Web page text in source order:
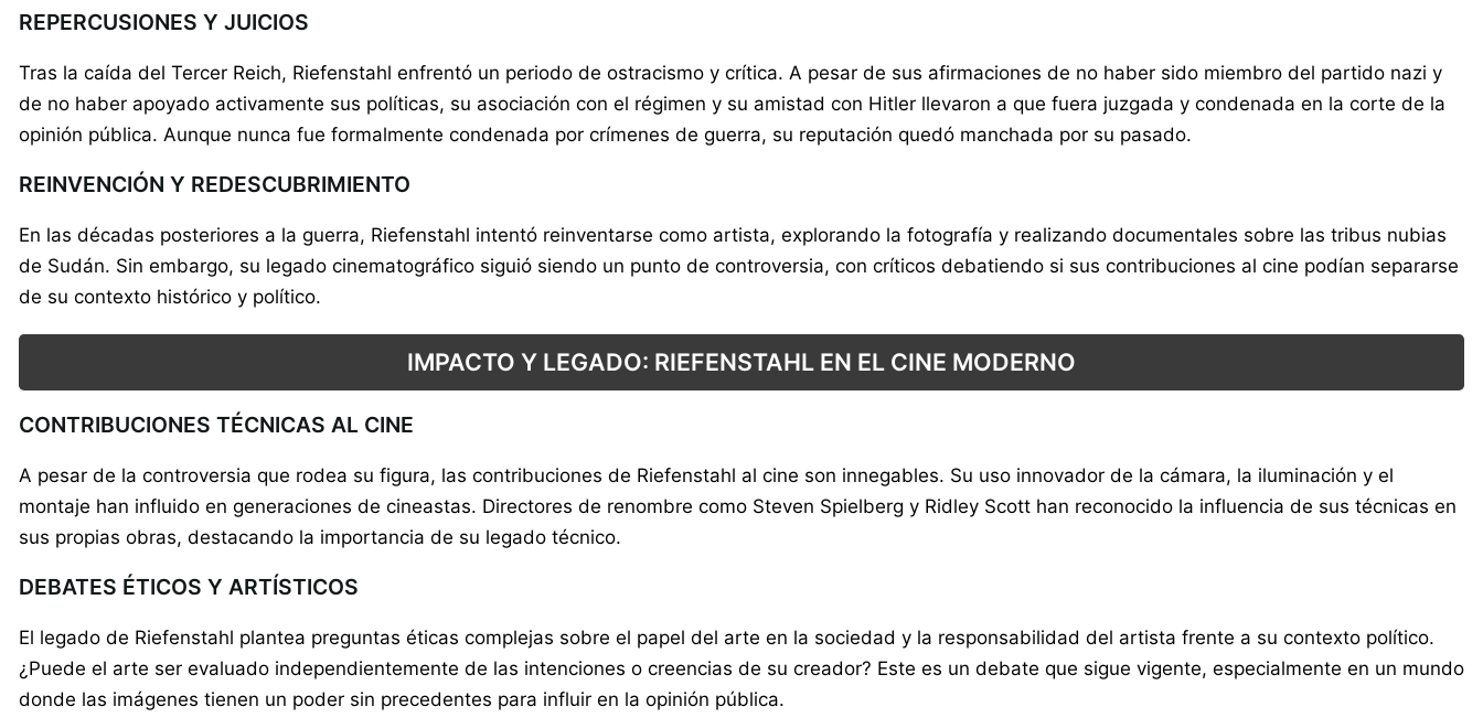
REPERCUSIONES Y JUICIOS
Tras la caída del Tercer Reich, Riefenstahl enfrentó un periodo de ostracismo y crítica. A pesar de sus afirmaciones de no haber sido miembro del partido nazi y
de no haber apoyado activamente sus políticas, su asociación con el régimen y su amistad con Hitler llevaron a que fuera juzgada y condenada en la corte de la
opinión pública. Aunque nunca fue formalmente condenada por crímenes de guerra, su reputación quedó manchada por su pasado.
REINVENCIÓN Y REDESCUBRIMIENTO
En las décadas posteriores a la guerra, Riefenstahl intentó reinventarse como artista, explorando la fotografía y realizando documentales sobre las tribus nubias
de Sudán. Sin embargo, su legado cinematográfico siguió siendo un punto de controversia, con críticos debatiendo si sus contribuciones al cine podían separarse
de su contexto histórico y político.
IMPACTO Y LEGADO: RIEFENSTAHL EN EL CINE MODERNO
CONTRIBUCIONES TÉCNICAS AL CINE
A pesar de la controversia que rodea su figura, las contribuciones de Riefenstahl al cine son innegables. Su uso innovador de la cámara, la iluminación y el
montaje han influido en generaciones de cineastas. Directores de renombre como Steven Spielberg y Ridley Scott han reconocido la influencia de sus técnicas en
sus propias obras, destacando la importancia de su legado técnico.
DEBATES ÉTICOS Y ARTÍSTICOS
El legado de Riefenstahl plantea preguntas éticas complejas sobre el papel del arte en la sociedad y la responsabilidad del artista frente a su contexto político.
¿Puede el arte ser evaluado independientemente de las intenciones o creencias de su creador? Este es un debate que sigue vigente, especialmente en un mundo
donde las imágenes tienen un poder sin precedentes para influir en la opinión pública.